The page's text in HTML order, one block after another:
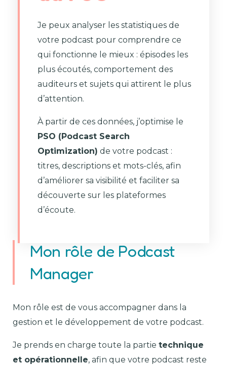
Je peux analyser les statistiques de
votre podcast pour comprendre ce
qui fonctionne le mieux : épisodes les
plus écoutés, comportement des
auditeurs et sujets qui attirent le plus
d’attention.
À partir de ces données, j’optimise le
PSO (Podcast Search
Optimization) de votre podcast :
titres, descriptions et mots-clés, afin
d’améliorer sa visibilité et faciliter sa
découverte sur les plateformes
d’écoute.
Mon rôle de Podcast
Manager
Mon rôle est de vous accompagner dans la
gestion et le développement de votre podcast.
Je prends en charge toute la partie technique
et opérationnelle, afin que votre podcast reste